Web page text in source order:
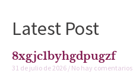
Latest Post
8xgjc1byhgdpugzf
31 de julio de 2026 No hay comentarios